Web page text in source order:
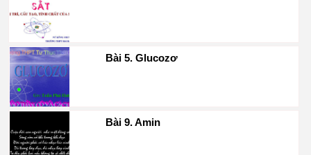
Bài 5. Glucozơ
Bài 9. Amin